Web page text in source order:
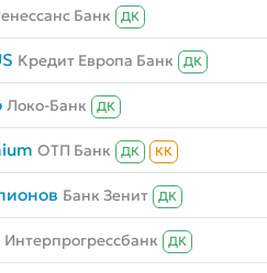
Банк ДК
Кредит Европа Банк ДК
Локо-Банк ДК
ОТП Банк ДК КК
Банк Зенит ДК
Интерпрогрессбанк ДК